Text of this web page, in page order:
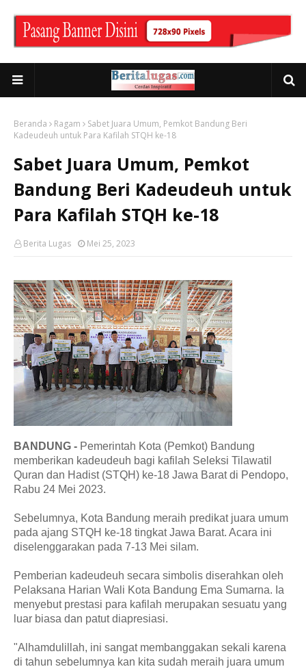
Beranda Ragam
Sabet Juara Umum, Pemkot Bandung Beri
Kadeudeuh untuk Para Kafilah STQH ke-18
Sabet Juara Umum, Pemkot
Bandung Beri Kadeudeuh untuk
Para Kafilah STQH ke-18
Berita Lugas Mei 25, 2023
BANDUNG - Pemerintah Kota (Pemkot) Bandung
memberikan kadeudeuh bagi kafilah Seleksi Tilawatil
Quran dan Hadist (STQH) ke-18 Jawa Barat di Pendopo,
Rabu 24 Mei 2023.
Sebelumnya, Kota Bandung meraih predikat juara umum
pada ajang STQH ke-18 tingkat Jawa Barat. Acara ini
diselenggarakan pada 7-13 Mei silam.
Pemberian kadeudeuh secara simbolis diserahkan oleh
Pelaksana Harian Wali Kota Bandung Ema Sumarna. Ia
menyebut prestasi para kafilah merupakan sesuatu yang
luar biasa dan patut diapresiasi.
"Alhamdulillah, ini sangat membanggakan sekali karena
di tahun sebelumnya kan kita sudah meraih juara umum